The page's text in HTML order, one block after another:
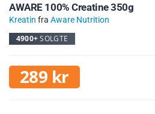
AWARE 100% Creatine 350g
Kreatin fra Aware Nutrition
4900+SOLGTE
289 kr